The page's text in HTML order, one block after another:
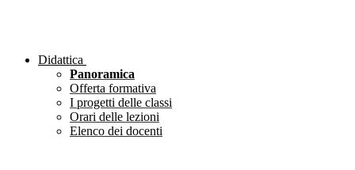
Didattica
Panoramica
Offerta formativa
I progetti delle classi
Orari delle lezioni
Elenco dei docenti